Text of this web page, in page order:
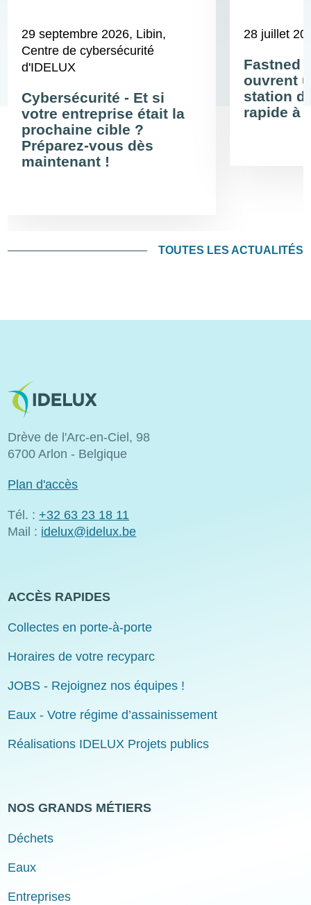
29 septembre 2026, Libin,
Centre de cybersécurité
d'IDELUX
Cybersécurité - Et si
votre entreprise était la
prochaine cible ?
Préparez-vous dès
maintenant !
28 juillet
Fastned
ouvrent
station
rapide à
TOUTES LES ACTUALITÉS
Image
Drève de l'Arc-en-Ciel, 98
6700 Arlon - Belgique
Plan d'accès
Tél. : +32 63 23 18 11
Mail : idelux@idelux.be
ACCÈS RAPIDES
Collectes en porte-à-porte
Horaires de votre recyparc
JOBS - Rejoignez nos équipes !
Eaux - Votre régime d’assainissement
Réalisations IDELUX Projets publics
NOS GRANDS MÉTIERS
Déchets
Eaux
Entreprises